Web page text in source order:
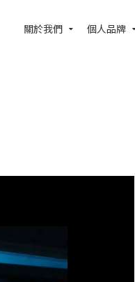
關於我們 個人品牌